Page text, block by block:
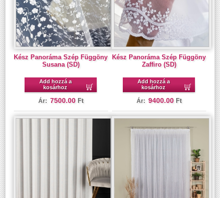
Kész Panoráma Szép Függöny
Susana (SD)
Add hozzá a
kosárhoz
Ár: 7500.00 Ft
Kész Panoráma Szép Függöny
Zaffiro (SD)
Add hozzá a
kosárhoz
Ár: 9400.00 Ft